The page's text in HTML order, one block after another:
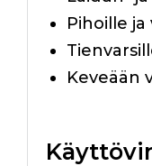
Pihoille
Keveään